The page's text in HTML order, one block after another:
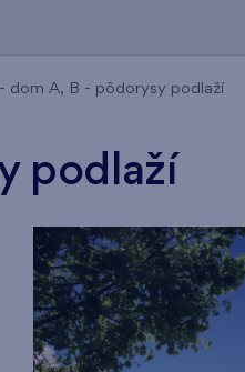
- dom A, B - pôdorysy podlaží
podlaží